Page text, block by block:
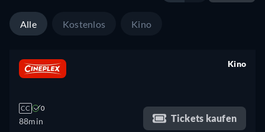
Alle Kostenlos Kino
CC 0
88min
Kino
Tickets kaufen